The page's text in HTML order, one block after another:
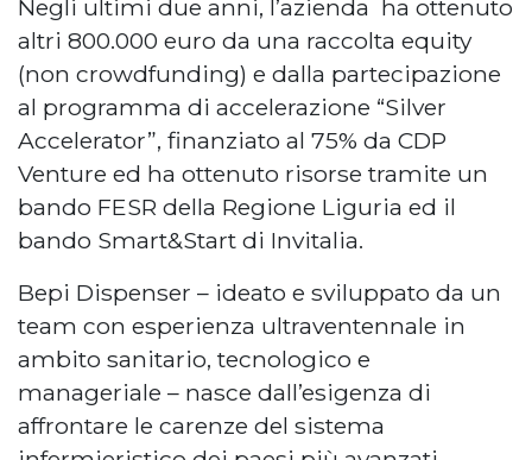
Negli ultimi due anni, l’azienda ha ottenuto
altri 800.000 euro da una raccolta equity
(non crowdfunding) e dalla partecipazione
al programma di accelerazione “Silver
Accelerator”, finanziato al 75% da CDP
Venture ed ha ottenuto risorse tramite un
bando FESR della Regione Liguria ed il
bando Smart&Start di Invitalia.
Bepi Dispenser – ideato e sviluppato da un
team con esperienza ultraventennale in
ambito sanitario, tecnologico e
manageriale – nasce dall’esigenza di
affrontare le carenze del sistema